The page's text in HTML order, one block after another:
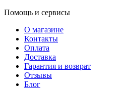
Помощь и сервисы
О магазине
Контакты
Оплата
Доставка
Гарантия и возврат
Отзывы
Блог